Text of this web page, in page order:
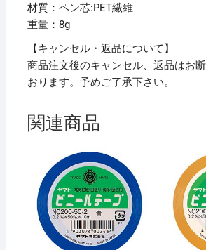
緑
PWBR1004M.6
本
【×50
ト】
材質：ペン芯:PET繊維
重量：8g
【キャンセル・返品について】
商品注文後のキャンセル、返品はお
おります。予めご了承下さい。
関連商品